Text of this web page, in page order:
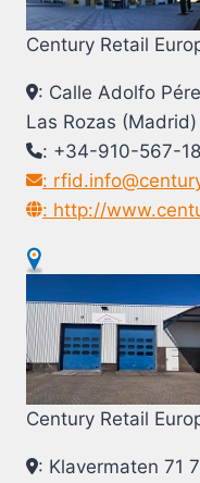
Century Retail
: Calle Adolfo
Las Rozas (Madrid)
: +34-910-567-
:
: http://
Century Retail
: Klavermaten 71